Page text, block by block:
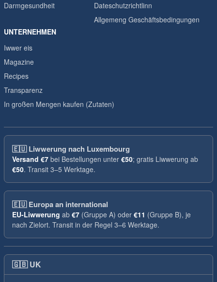
Darmgesundheit
Dateschutzrichtlinn
Allgemeng Geschäftsbedingungen
UNTERNEHMEN
Iwwer eis
Magazine
Recipes
Transparenz
In großen Mengen kaufen (Zutaten)
🇪🇺Liwwerung nach Luxembourg
Versand €7 bei Bestellungen unter €50; gratis Liwwerung ab
€50. Transit 3–5 Werktage.
🇪🇺Europa an international
EU-Liwwerung ab €7 (Gruppe A) oder €11 (Gruppe B), je
nach Zielort. Transit in der Regel 3–6 Werktage.
🇬🇧 UK